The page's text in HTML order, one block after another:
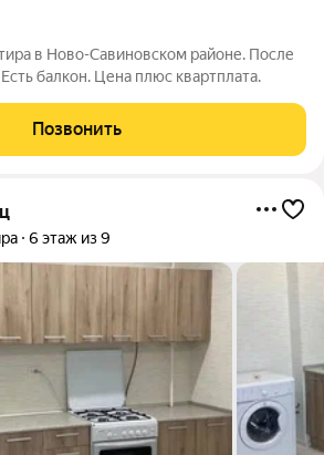
в Ново-Савиновском районе. После
балкон. Цена плюс квартплата.
Позвонить
6 этаж из 9